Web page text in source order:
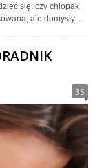
się, czy chłopak
ale domysły...
35